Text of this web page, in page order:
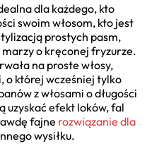
dla każdego, kto
swoim włosom, kto jest
prostych pasm,
marzy o kręconej fryzurze.
na proste włosy,
o której wcześniej tylko
z włosami o długości
uzyskać efekt loków, fal
fajne rozwiązanie dla
wysiłku.